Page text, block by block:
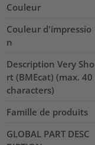
Couleur
Couleur d'impressio
n
Description Very Sho
rt (BMEcat) (max. 40
characters)
Famille de produits
GLOBAL PART DESC